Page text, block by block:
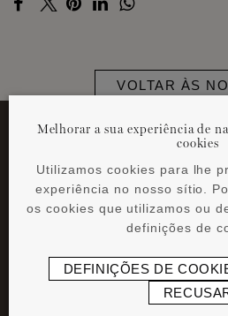
VOLTAR ÀS
Melhorar a sua experiência de
cookies
Utilizamos cookies para lhe
experiência no nosso sítio.
os cookies que utilizamos ou
definições de
DEFINIÇÕES DE